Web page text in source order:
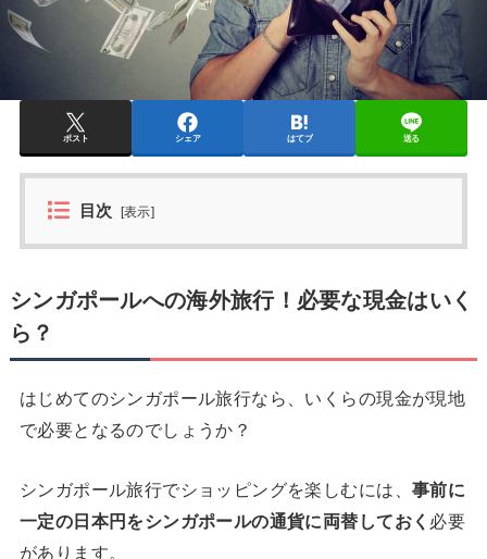
ポスト シェア はてブ 送る
目次 [表示]
シンガポールへの海外旅行！必要な現金はいく
ら？
はじめてのシンガポール旅行なら、いくらの現金が現地
で必要となるのでしょうか？
シンガポール旅行でショッピングを楽しむには、 事前に
一定の日本円をシンガポールの通貨に両替しておく 必要
があります。